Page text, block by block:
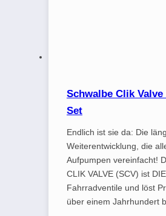
Schwalbe Clik
Set
Endlich ist sie da: Die
Weiterentwicklung, die
Aufpumpen vereinfacht!
CLIK VALVE (SCV) ist
Fahrradventile und löst
über einem Jahrhundert